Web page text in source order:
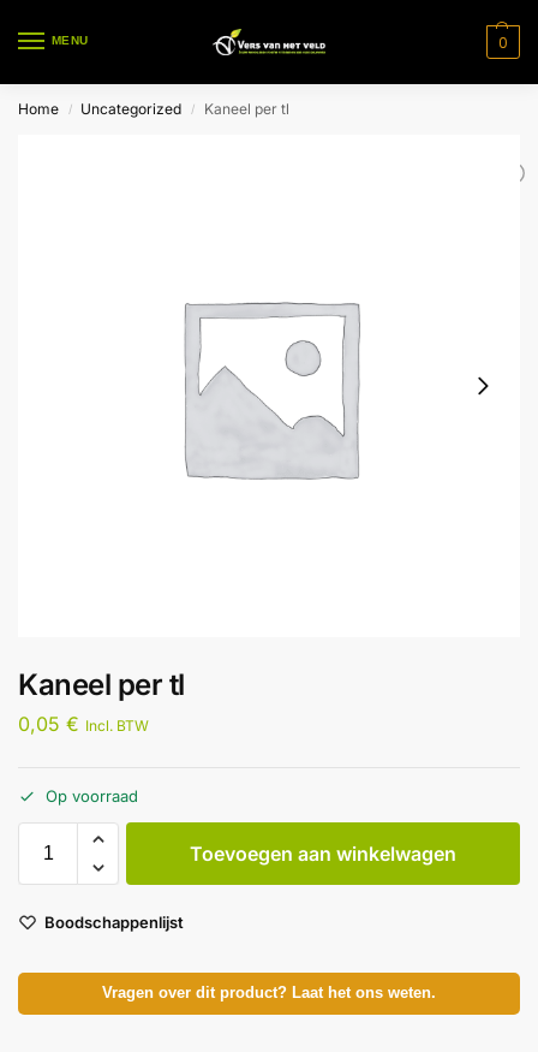
MENU 0
Home / Uncategorized / Kaneel per tl
Kaneel per tl
0,05 € Incl. BTW
Op voorraad
Toevoegen aan winkelwagen
Boodschappenlijst
Vragen over dit product? Laat het ons weten.